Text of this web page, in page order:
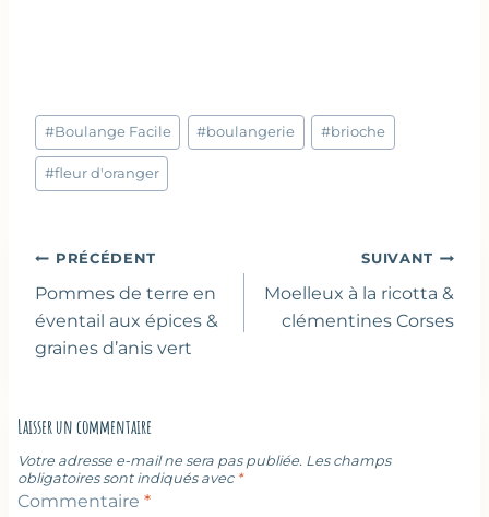
Étiquettes
de
la
#Boulange Facile #boulangerie #brioche
#fleur d'oranger
Navigation
de
l’article
PRÉCÉDENT
Pommes de terre en
éventail aux épices &
graines d’anis vert
SUIVANT
Moelleux à la ricotta &
clémentines Corses
Laisser un commentaire
Votre adresse e-mail ne sera pas publiée. Les champs
obligatoires sont indiqués avec *
Commentaire *